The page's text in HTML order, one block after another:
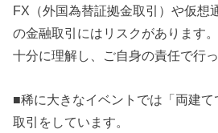
FX（外国為替証拠金取引）や仮想
の金融取引にはリスクがあります
十分に理解し、ご自身の責任で行っ
■稀に大きなイベントでは「両建
取引をしています。